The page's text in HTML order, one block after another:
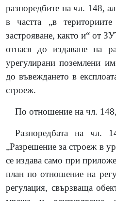
разпоредбите на чл. 148,
в частта „в
застрояване, както и“ от
отнася до издаване на
урегулирани поземлени
до въвеждането в
строеж.
По отношение на чл.
Разпоредбата на чл.
„Разрешение за строеж в
се издава само при
план по отношение на
регулация, свързваща